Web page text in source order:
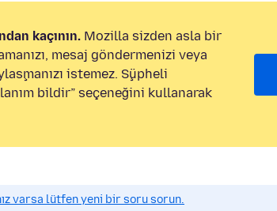
kaçının. Mozilla sizden asla bir
mesaj göndermenizi veya
istemez. Şüpheli
bildir” seçeneğini kullanarak
varsa lütfen yeni bir soru sorun.